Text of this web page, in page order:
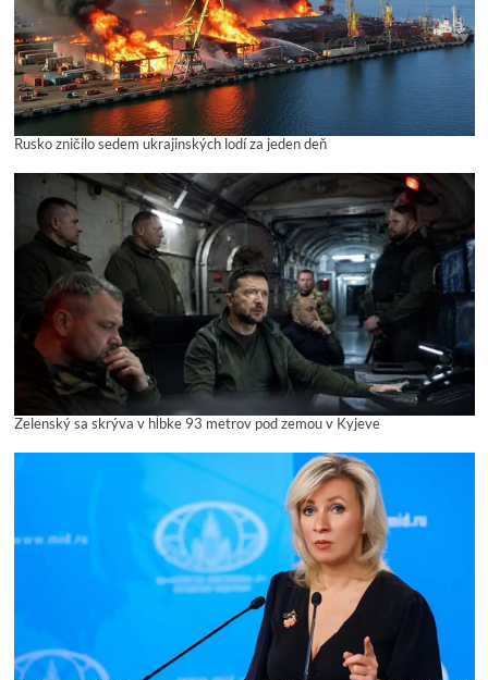
Rusko zničilo sedem ukrajinských lodí za jeden deň
Zelenský sa skrýva v hĺbke 93 metrov pod zemou v Kyjeve